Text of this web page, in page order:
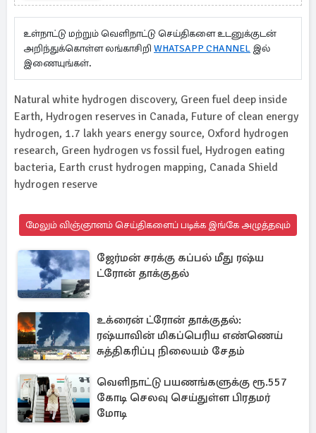
உள்நாட்டு மற்றும் வெளிநாட்டு செய்திகளை உடனுக்குடன்
அறிந்துக்கொள்ள லங்காசிறி WHATSAPP CHANNEL இல்
இணையுங்கள்.
Natural white hydrogen discovery, Green fuel deep inside
Earth, Hydrogen reserves in Canada, Future of clean energy
hydrogen, 1.7 lakh years energy source, Oxford hydrogen
research, Green hydrogen vs fossil fuel, Hydrogen eating
bacteria, Earth crust hydrogen mapping, Canada Shield
hydrogen reserve
மேலும் விஞ்ஞானம் செய்திகளைப் படிக்க இங்கே அழுத்தவும்
ஜேர்மன் சரக்கு கப்பல் மீது ரஷ்ய
ட்ரோன் தாக்குதல்
உக்ரைன் ட்ரோன் தாக்குதல்:
ரஷ்யாவின் மிகப்பெரிய எண்ணெய்
சுத்திகரிப்பு நிலையம் சேதம்
வெளிநாட்டு பயணங்களுக்கு ரூ.557
கோடி செலவு செய்துள்ள பிரதமர்
மோடி